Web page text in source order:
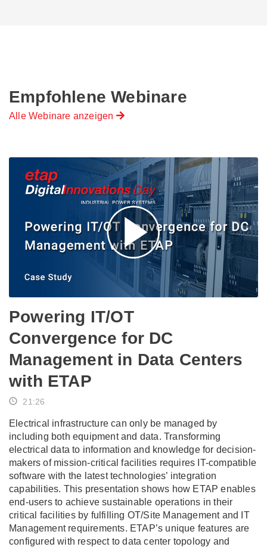
Empfohlene Webinare
Alle Webinare anzeigen
Powering IT/OT
Convergence for DC
Management in Data Centers
with ETAP
21:26
Electrical infrastructure can only be managed by
including both equipment and data. Transforming
electrical data to information and knowledge for decision-
makers of mission-critical facilities requires IT-compatible
software with the latest technologies’ integration
capabilities. This presentation shows how ETAP enables
end-users to achieve sustainable operations in their
critical facilities by fulfilling OT/Site Management and IT
Management requirements. ETAP’s unique features are
configured with respect to data center topology and